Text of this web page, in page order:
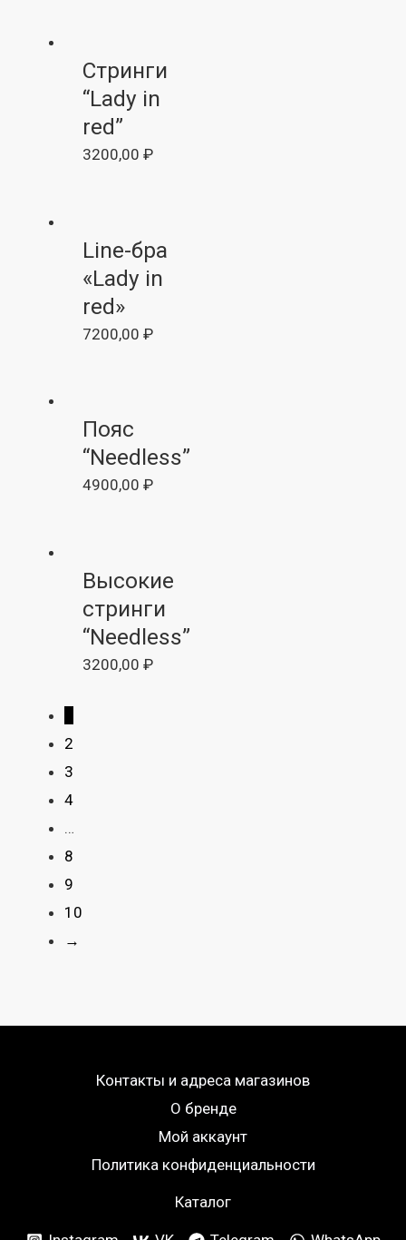
Стринги
“Lady in
red”
3200,00 ₽
Line-бра
«Lady in
red»
7200,00 ₽
Пояс
“Needless”
4900,00 ₽
Высокие
стринги
“Needless”
3200,00 ₽
2
3
4
…
8
9
10
→
Контакты и адреса магазинов
О бренде
Мой аккаунт
Политика конфиденциальности
Каталог